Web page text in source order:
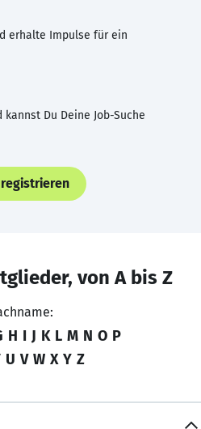
erhalte Impulse für ein
Du Deine Job-Suche
registrieren
von A bis Z
H I J K L M N O P
U V W X Y Z